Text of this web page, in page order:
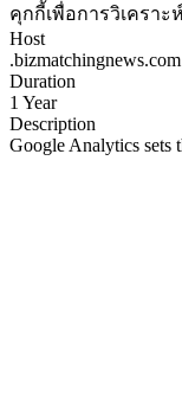
คุกกี้เพื่อการวิเคราะห์
Host
.bizmatchingnews.com
Duration
1 Year
Description
Google Analytics sets